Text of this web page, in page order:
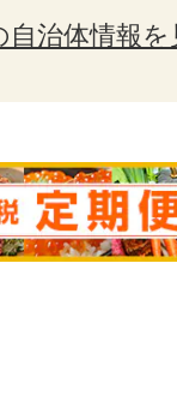
自治体情報を